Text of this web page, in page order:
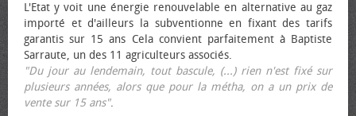
L'Etat y voit une énergie renouvelable en alternative au gaz
importé et d'ailleurs la subventionne en fixant des tarifs
garantis sur 15 ans Cela convient parfaitement à Baptiste
Sarraute, un des 11 agriculteurs associés.
"Du jour au lendemain, tout bascule, (...) rien n'est fixé sur
plusieurs années, alors que pour la métha, on a un prix de
vente sur 15 ans".